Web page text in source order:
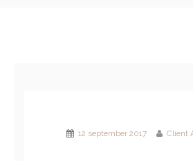
12 september 2017 Client